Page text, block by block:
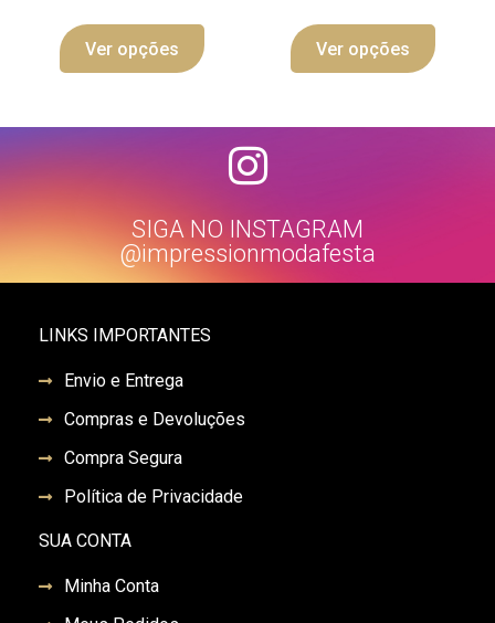
Ver opções Ver opções
SIGA NO INSTAGRAM
@impressionmodafesta
LINKS IMPORTANTES
Envio e Entrega
Compras e Devoluções
Compra Segura
Política de Privacidade
SUA CONTA
Minha Conta